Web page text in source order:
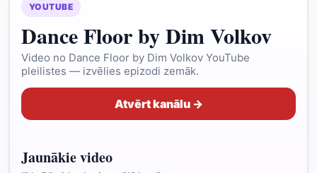
YOUTUBE
Dance Floor by Dim Volkov
Video no Dance Floor by Dim Volkov YouTube
pleilistes — izvēlies epizodi zemāk.
Atvērt kanālu →
Jaunākie video